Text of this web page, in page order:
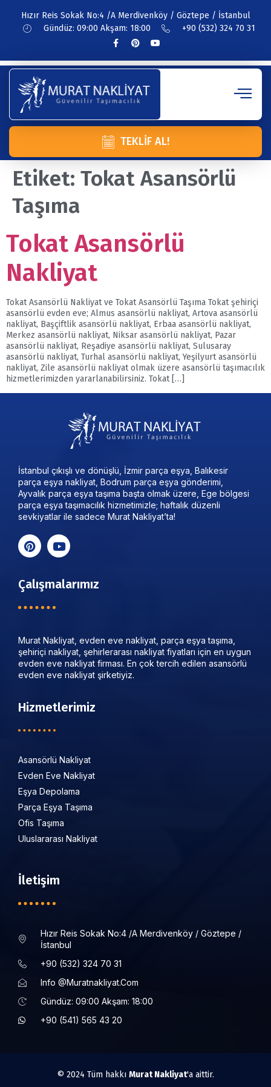
Hızır Reis Sokak No:4 /A Merdivenköy / Göztepe / İstanbul
Gündüz: 09:00 Akşam: 18:00
+90 (532) 324 70 31
TEKLIF AL!
Etiket: Tokat Asansörlü
Taşıma
Tokat Asansörlü
Nakliyat
Tokat Asansörlü Nakliyat ve Tokat Asansörlü Taşıma Tokat şehiriçi
asansörlü evden eve; Almus asansörlü nakliyat, Artova asansörlü
nakliyat, Başçiftlik asansörlü nakliyat, Erbaa asansörlü nakliyat,
Merkez asansörlü nakliyat, Niksar asansörlü nakliyat, Pazar
asansörlü nakliyat, Reşadiye asansörlü nakliyat, Sulusaray
asansörlü nakliyat, Turhal asansörlü nakliyat, Yeşilyurt asansörlü
nakliyat, Zile asansörlü nakliyat olmak üzere asansörlü taşımacılık
hizmetlerimizden yararlanabilirsiniz. Tokat […]
İstanbul çıkışlı ve dönüşlü, İzmir parça eşya, Balıkesir
parça eşya nakliyat, Bodrum parça eşya gönderimi,
Ayvalık parça eşya taşıma başta olmak üzere, Ege bölgesi
parça eşya taşımacılık hizmetimizle; haftalık düzenli
sevkiyatlar ile sadece Murat Nakliyat’ta!
Çalışmalarımız
Murat Nakliyat, evden eve nakliyat, parça eşya taşıma,
şehiriçi nakliyat, şehirlerarası nakliyat fiyatları için en uygun
evden eve nakliyat firması. En çok tercih edilen asansörlü
evden eve nakliyat şirketiyiz.
Hizmetlerimiz
Asansörlü Nakliyat
Evden Eve Nakliyat
Eşya Depolama
Parça Eşya Taşıma
Ofis Taşıma
Uluslararası Nakliyat
İletişim
Hızır Reis Sokak No:4 /a Merdivenköy / Göztepe /
İstanbul
+90 (532) 324 70 31
Info @muratnakliyat.com
Gündüz: 09:00 Akşam: 18:00
+90 (541) 565 43 20
© 2024 Tüm hakkı Murat Nakliyat'a aittir.